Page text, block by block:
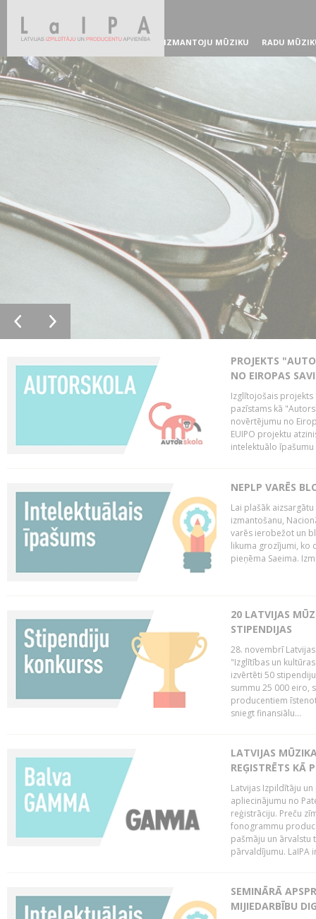
IZMANTOJU MŪZIKU RADU
PROJEKTS
NO EIROPAS
Izglītojošais projekts
pazīstams kā
novērtējumu no
EUIPO projektu
intelektuālo
NEPLP VARĒS
Lai plašāk
izmantošanu,
varēs ierobežot un
likuma grozījumi, ko
pieņēma Saeima.
20 LATVIJAS
STIPENDIJAS
28. novembrī
"Izglītības un
izvērtēti 50
summu 25 000 eiro,
producentiem
sniegt finansiālu...
LATVIJAS
REĢISTRĒTS KĀ
Latvijas Izpildītāju
apliecinājumu no
reģistrāciju. Preču
fonogrammu
pašmāju un ārvalstu
pārvaldījumu. LaIPA
SEMINĀRĀ
MIJIEDARBĪBU